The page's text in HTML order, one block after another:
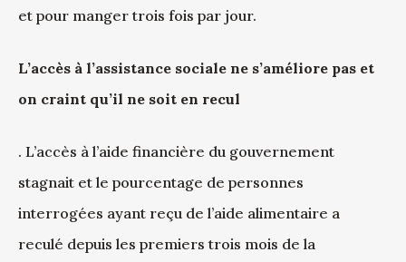
et pour manger trois fois par jour.
L’accès à l’assistance sociale ne s’améliore pas et
on craint qu’il ne soit en recul
. L’accès à l’aide financière du gouvernement
stagnait et le pourcentage de personnes
interrogées ayant reçu de l’aide alimentaire a
reculé depuis les premiers trois mois de la